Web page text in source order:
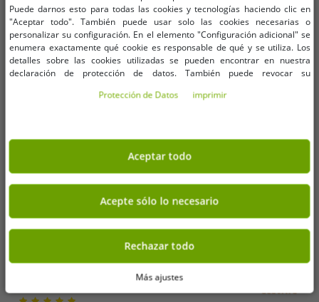
Pack de 2 pantalones cortos
polares para hombre THE NORTH
FACE Mountain Athletics, pantalón
laterales, NF0A82300EA1 azul
PVP:119,98 €* 10,16 €
Añadir al carrito
THE NORTH FACE Mountain
Athletics Pantalón corto polar para
hombre, pantalón deportivo de
PVP:59,99 €* 6,09 €
Puede darnos esto para todas las cookies y tecnologías haciendo clic en
"Aceptar todo". También puede usar solo las cookies necesarias o
personalizar su configuración. En el elemento "Configuración adicional" se
enumera exactamente qué cookie es responsable de qué y se utiliza. Los
detalles sobre las cookies utilizadas se pueden encontrar en nuestra
declaración de protección de datos. También puede revocar su
encontrar en la impresión.Protección de Datos imprimir
Aceptar todo
Acepte sólo lo necesario
Rechazar todo
Más ajustes